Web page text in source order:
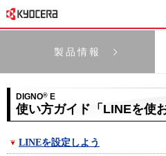
製品情報
DIGNO® E
使い方ガイド「LINEを使お
LINEを設定しよう